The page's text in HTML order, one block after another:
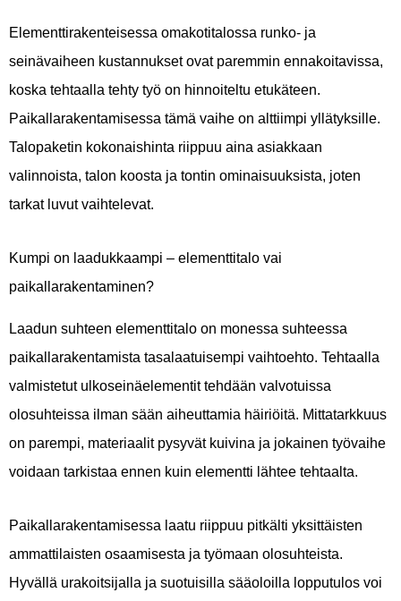
Elementtirakenteisessa omakotitalossa runko- ja
seinävaiheen kustannukset ovat paremmin ennakoitavissa,
koska tehtaalla tehty työ on hinnoiteltu etukäteen.
Paikallarakentamisessa tämä vaihe on alttiimpi yllätyksille.
Talopaketin kokonaishinta riippuu aina asiakkaan
valinnoista, talon koosta ja tontin ominaisuuksista, joten
tarkat luvut vaihtelevat.
Kumpi on laadukkaampi – elementtitalo vai
paikallarakentaminen?
Laadun suhteen elementtitalo on monessa suhteessa
paikallarakentamista tasalaatuisempi vaihtoehto. Tehtaalla
valmistetut ulkoseinäelementit tehdään valvotuissa
olosuhteissa ilman sään aiheuttamia häiriöitä. Mittatarkkuus
on parempi, materiaalit pysyvät kuivina ja jokainen työvaihe
voidaan tarkistaa ennen kuin elementti lähtee tehtaalta.
Paikallarakentamisessa laatu riippuu pitkälti yksittäisten
ammattilaisten osaamisesta ja työmaan olosuhteista.
Hyvällä urakoitsijalla ja suotuisilla sääoloilla lopputulos voi